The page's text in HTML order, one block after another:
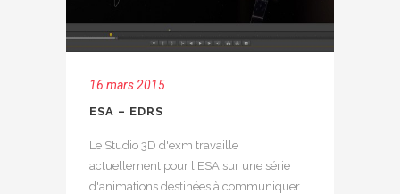
16 mars 2015
ESA – EDRS
Le Studio 3D d'exm travaille
actuellement pour l'ESA sur une série
d'animations destinées à communiquer